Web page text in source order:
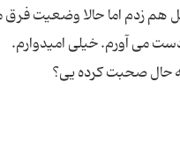
سنم پایین است سرمربى ترجیح داد بیشتر در تیم دوم باشم و 6
مى آورم. خیلى امیدوارم.
به حال صحبت كرده یى؟